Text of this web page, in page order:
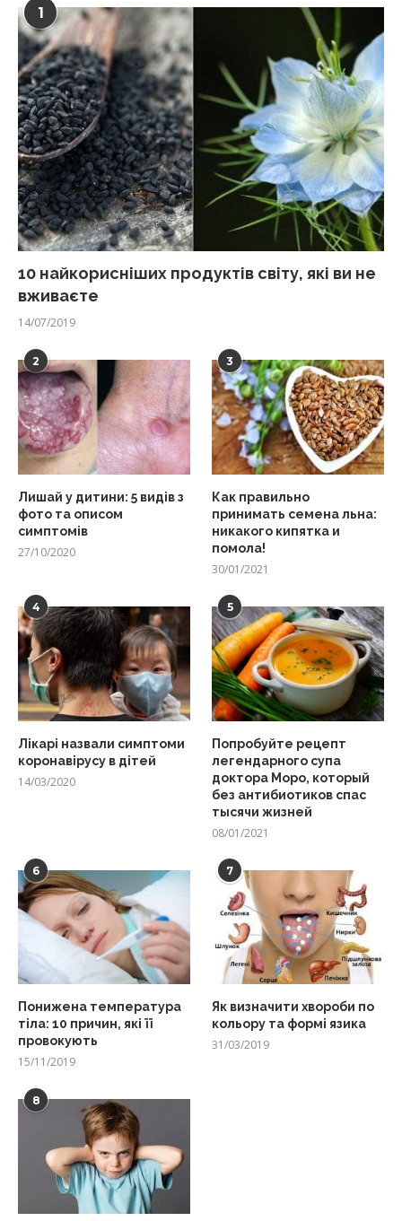
1
10 найкорисніших продуктів світу, які ви не
вживаєте
14/07/2019
2
Лишай у дитини: 5 видів з
фото та описом
симптомів
27/10/2020
3
Как правильно
принимать семена льна:
никакого кипятка и
помола!
30/01/2021
4
Лікарі назвали симптоми
коронавірусу в дітей
14/03/2020
5
Попробуйте рецепт
легендарного супа
доктора Моро, который
без антибиотиков спас
тысячи жизней
08/01/2021
6
Понижена температура
тіла: 10 причин, які її
провокують
15/11/2019
7
Як визначити хвороби по
кольору та формі язика
31/03/2019
8